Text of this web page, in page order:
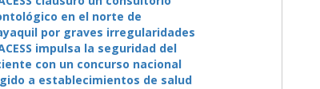
en el norte de
por graves irregularidades
impulsa la seguridad del
con un concurso nacional
a establecimientos de salud